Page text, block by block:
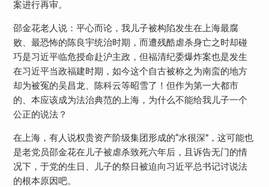
案进行再审。
邵金花老人说：平心而论，我儿子被构陷发生在上海最腐
败、最恐怖的陈良宇统治时期，而遭残酷虐杀身亡之时却碰
巧是习近平临危授命赴沪主政，但福清纪委爆炸案也是发生
在习近平当政福建时期，如今这个自古被称之为南蛮的地方
却为被冤的吴昌龙、陈科云等昭雪了！但作为第一大都市
的、本应该成为法治典范的上海，为什么不能给我儿子一个
公正的说法？
在上海，有人说权贵资产阶级集团形成的“水很深”，这可能也
是老党员邵金花在儿子被虐杀致死六年后，且诉告无门的情
况下，于党的生日、儿子的祭日被迫向习近平总书记讨说法
的根本原因吧。